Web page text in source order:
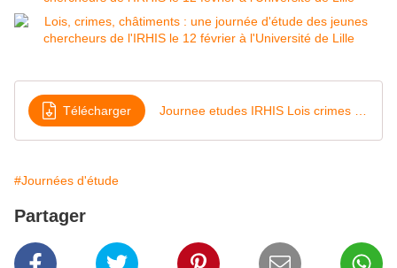
Télécharger
#Journées d'étude
Partager